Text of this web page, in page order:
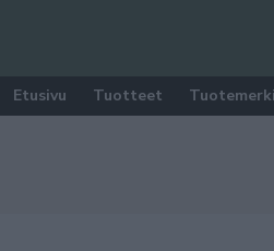
Etusivu Tuotteet